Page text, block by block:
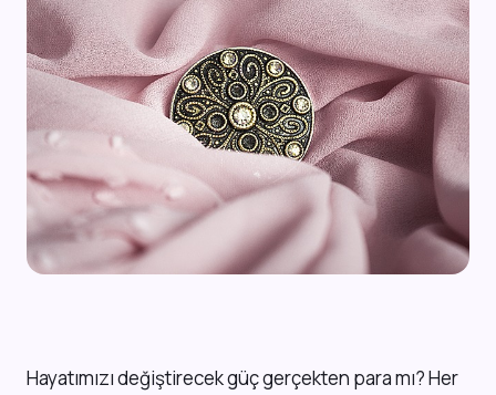
Hayatımızı değiştirecek güç gerçekten para mı? Her